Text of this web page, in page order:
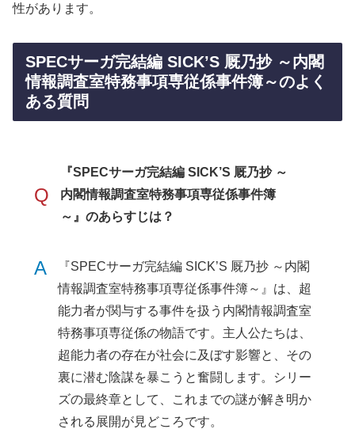
性があります。
SPECサーガ完結編 SICK’S 厩乃抄 ～内閣
情報調査室特務事項専従係事件簿～のよく
ある質問
Q
『SPECサーガ完結編 SICK’S 厩乃抄 ～
内閣情報調査室特務事項専従係事件簿
～』のあらすじは？
A
『SPECサーガ完結編 SICK’S 厩乃抄 ～内閣
情報調査室特務事項専従係事件簿～』は、超
能力者が関与する事件を扱う内閣情報調査室
特務事項専従係の物語です。主人公たちは、
超能力者の存在が社会に及ぼす影響と、その
裏に潜む陰謀を暴こうと奮闘します。シリー
ズの最終章として、これまでの謎が解き明か
される展開が見どころです。